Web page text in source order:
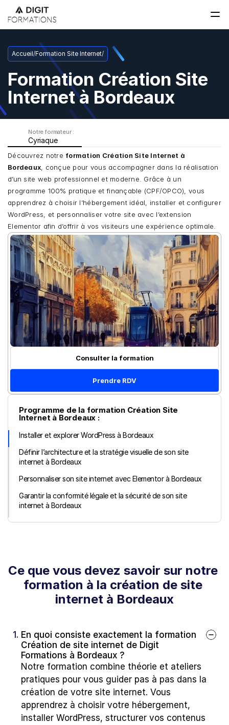
Notre formateur :
Cyriaque
Découvrez notre formation Création Site Internet à
Bordeaux , conçue pour vous accompagner dans la réalisation
d’un site web professionnel et moderne. Grâce à un
programme 100% pratique et finançable (CPF/OPCO), vous
apprendrez à choisir l’hébergement idéal, installer et configurer
WordPress, et personnaliser votre site avec l’extension
Elementor afin d’offrir à vos visiteurs une expérience optimale.
Programme de la formation Création Site
Internet à Bordeaux :
Installer et explorer WordPress à Bordeaux
Définir l’architecture et la stratégie visuelle de son site
internet à Bordeaux
Personnaliser son site internet avec Elementor à Bordeaux
Garantir la conformité légale et la sécurité de son site
internet à Bordeaux
Consulter la formation
Prendre RDV
Ce que vous devez savoir sur notre
formation à la création de site
internet à Bordeaux
1. En quoi consiste exactement la formation
Création de site internet de Digit
Formations à Bordeaux ?
Notre formation combine théorie et ateliers
pratiques pour vous guider pas à pas dans la
création de votre site internet. Vous
apprendrez à choisir votre hébergement,
installer WordPress, structurer vos contenus
Accueil/Formation Site Internet/
Formation Création Site
Internet à Bordeaux